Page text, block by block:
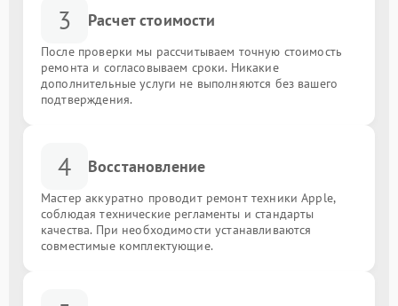
3 Расчет стоимости
После проверки мы рассчитываем точную стоимость
ремонта и согласовываем сроки. Никакие
дополнительные услуги не выполняются без вашего
подтверждения.
4 Восстановление
Мастер аккуратно проводит ремонт техники Apple,
соблюдая технические регламенты и стандарты
качества. При необходимости устанавливаются
совместимые комплектующие.